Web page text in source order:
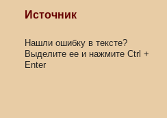
Источник
Нашли ошибку в тексте?
Выделите ее и нажмите Ctrl +
Enter